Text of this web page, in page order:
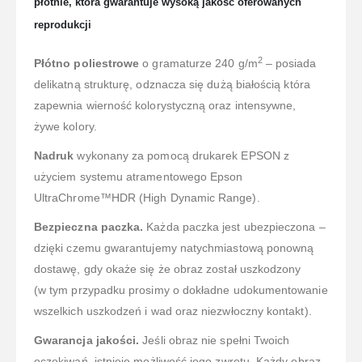
reprodukcji
Płótno poliestroweo gramaturze 240 g/m2– posiada
delikatną strukturę, odznacza się dużą białością która
zapewnia wierność kolorystyczną oraz intensywne,
żywe kolory.
Nadruk wykonany za pomocą drukarek EPSON z
użyciem systemu atramentowego Epson
UltraChrome™HDR (High Dynamic Range).
Bezpieczna paczka. Każda paczka jest ubezpieczona –
dzięki czemu gwarantujemy natychmiastową ponowną
dostawę, gdy okaże się że obraz został uszkodzony
(w tym przypadku prosimy o dokładne udokumentowanie
wszelkich uszkodzeń i wad oraz niezwłoczny kontakt).
Gwarancja jakości. Jeśli obraz nie spełni Twoich